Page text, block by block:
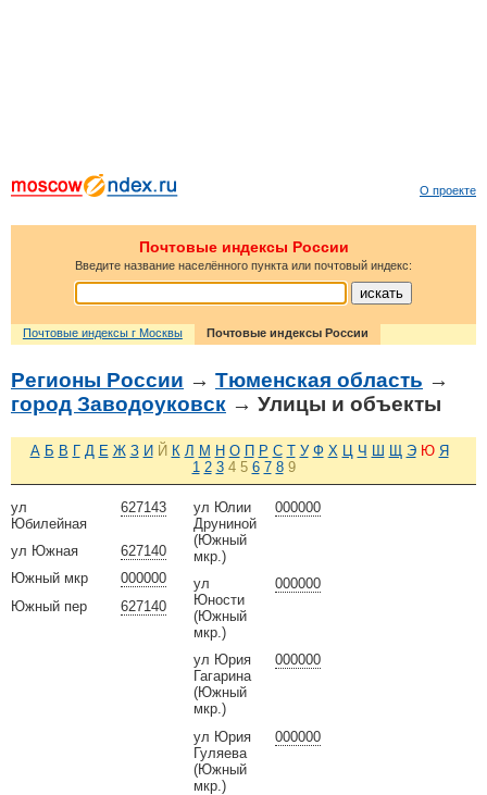
О проекте
Почтовые индексы России
Введите название населённого пункта или почтовый индекс:
Почтовые индексы г Москвы Почтовые индексы России
Регионы России → Тюменская область →
город Заводоуковск → Улицы и объекты
А Б В Г Д Е Ж З И Й К Л М Н О П Р С Т У Ф Х Ц Ч Ш Щ Э Ю Я
1 2 3 4 5 6 7 8 9
627143
ул
Юбилейная
627140
ул Южная
000000
Южный мкр
627140
Южный пер
000000
ул Юлии
Друниной
(Южный
мкр.)
000000
ул
Юности
(Южный
мкр.)
000000
ул Юрия
Гагарина
(Южный
мкр.)
000000
ул Юрия
Гуляева
(Южный
мкр.)